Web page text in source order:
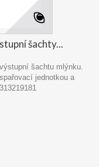
šachty...
šachtu mlýnku.
jednotkou a